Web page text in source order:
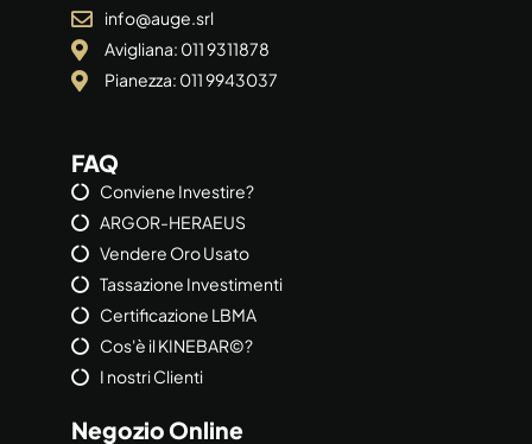
info@auge.srl
Avigliana: 011 9311878
Pianezza: 011 9943037
FAQ
Conviene Investire?
ARGOR-HERAEUS
Vendere Oro Usato
Tassazione Investimenti
Certificazione LBMA
Cos'è il KINEBAR©?
I nostri Clienti
Negozio Online